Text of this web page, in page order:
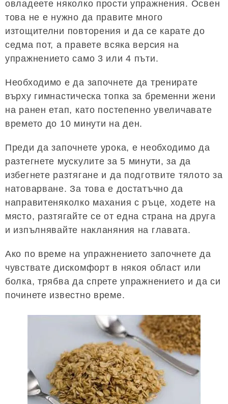
овладеете няколко прости упражнения. Освен
това не е нужно да правите много
изтощителни повторения и да се карате до
седма пот, а правете всяка версия на
упражнението само 3 или 4 пъти.
Необходимо е да започнете да тренирате
върху гимнастическа топка за бременни жени
на ранен етап, като постепенно увеличавате
времето до 10 минути на ден.
Преди да започнете урока, е необходимо да
разтегнете мускулите за 5 минути, за да
избегнете разтягане и да подготвите тялото за
натоварване. За това е достатъчно да
направитеняколко махания с ръце, ходете на
място, разтягайте се от една страна на друга
и изпълнявайте накланяния на главата.
Ако по време на упражнението започнете да
чувствате дискомфорт в някоя област или
болка, трябва да спрете упражнението и да си
починете известно време.